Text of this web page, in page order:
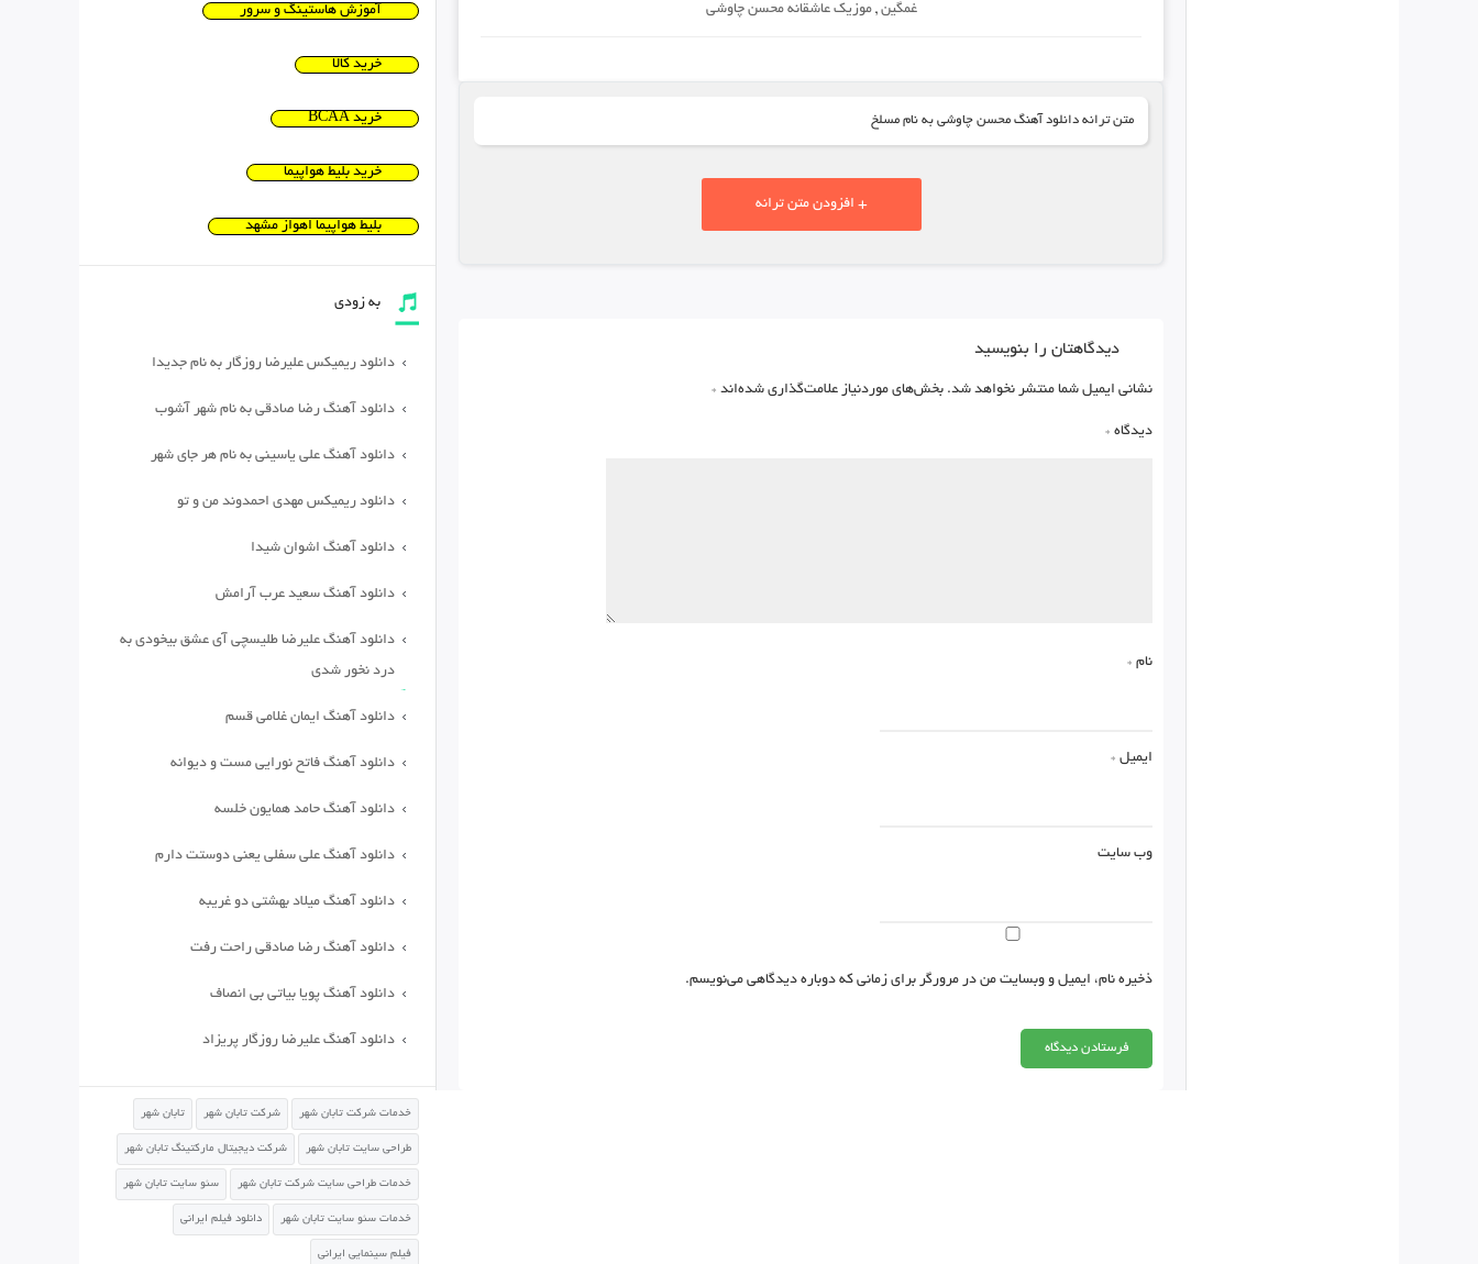
غمگین ,موزیک عاشقانه محسن چاوشی
متن ترانه دانلود آهنگ محسن چاوشی به نام مسلخ
+ افزودن متن ترانه
دیدگاهتان را بنویسید
نشانی ایمیل شما منتشر نخواهد شد. بخش‌های موردنیاز علامت‌گذاری شده‌اند *
دیدگاه *
نام *
ایمیل *
وب‌ سایت
ذخیره نام، ایمیل و وبسایت من در مرورگر برای زمانی که دوباره دیدگاهی می‌نویسم.
آموزش هاستینگ و سرور
خرید کالا
خرید BCAA
خرید بلیط هواپیما
بلیط هواپیما اهواز مشهد
به زودی
دانلود ریمیکس علیرضا روزگار به نام جدیدا
دانلود آهنگ رضا صادقی به نام شهر آشوب
دانلود آهنگ علی یاسینی به نام هر جای شهر
دانلود ریمیکس مهدی احمدوند من و تو
دانلود آهنگ اشوان شیدا
دانلود آهنگ سعید عرب آرامش
دانلود آهنگ علیرضا طلیسچی آی عشق بیخودی به
درد نخور شدی
دانلود آهنگ ایمان غلامی قسم
دانلود آهنگ فاتح نورایی مست و دیوانه
دانلود آهنگ حامد همایون خلسه
دانلود آهنگ علی سفلی یعنی دوستت دارم
دانلود آهنگ میلاد بهشتی دو غریبه
دانلود آهنگ رضا صادقی راحت رفت
دانلود آهنگ پویا بیاتی بی انصاف
دانلود آهنگ علیرضا روزگار پریزاد
خدمات شرکت تابان شهر شرکت تابان شهر تابان شهر
طراحی سایت تابان شهر شرکت دیجیتال مارکتینگ تابان شهر
خدمات طراحی سایت شرکت تابان شهر سئو سایت تابان شهر
خدمات سئو سایت تابان شهر دانلود فیلم ایرانی
فیلم سینمایی ایرانی